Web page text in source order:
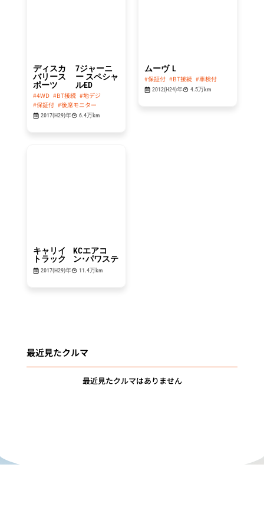
ディスカ
バリース
ポーツ
7ジャーニ
ー スペシャ
ルED
#4WD #BT接続 #地デジ
#保証付 #後席モニター
2017(H29)年 6.4万km
ムーヴ L
#保証付 #BT接続 #車検付
2012(H24)年 4.5万km
キャリイ
トラック
KCエアコ
ン･パワステ
2017(H29)年 11.4万km
最近見たクルマ
最近見たクルマはありません